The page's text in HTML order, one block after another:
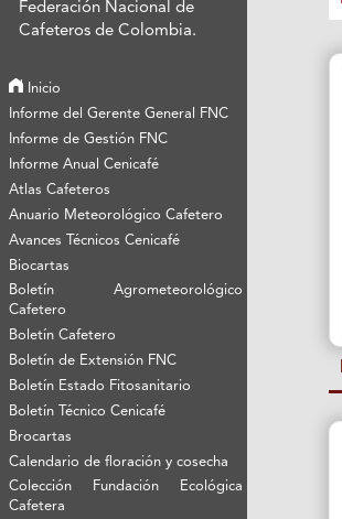
Federación Nacional de
Cafeteros de Colombia.
Inicio
Informe del Gerente General FNC
Informe de Gestión FNC
Informe Anual Cenicafé
Atlas Cafeteros
Anuario Meteorológico Cafetero
Avances Técnicos Cenicafé
Biocartas
Boletín Agrometeorológico
Cafetero
Boletín Cafetero
Boletín de Extensión FNC
Boletín Estado Fitosanitario
Boletín Técnico Cenicafé
Brocartas
Calendario de floración y cosecha
Colección Fundación Ecológica
Cafetera